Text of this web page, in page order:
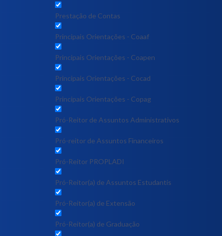
Prestação de Contas
Principais Orientações - Coaaf
Principais Orientações - Coapen
Principais Orientações - Cocad
Principais Orientações - Copag
Pró-Reitor de Assuntos Administrativos
Pró-reitor de Assuntos Financeiros
Pró-Reitor PROPLADI
Pró-Reitor(a) de Assuntos Estudantis
Pró-Reitor(a) de Extensão
Pró-Reitor(a) de Graduação